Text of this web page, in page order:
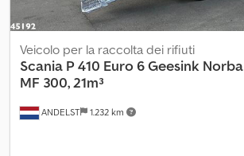
ANDELST 1.232 km
Veicolo per la raccolta dei rifiuti
Scania P 410 Euro 6 Geesink Norba
MF 300, 21m³